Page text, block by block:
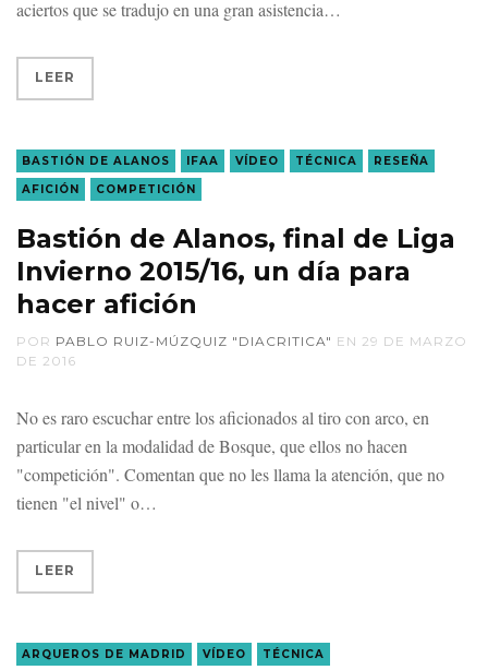
aciertos que se tradujo en una gran asistencia
LEER
BASTIÓN DE ALANOS IFAA VÍDEO TÉCNICA
RESEÑA
AFICIÓN
COMPETICIÓN
Bastión de Alanos, final de Liga
Invierno 2015/16, un día para
hacer afición
POR PABLO RUIZ-MÚZQUIZ "DIACRITICA" EN 29 DE MARZO
DE 2016
No es raro escuchar entre los aficionados al tiro con arco, en
particular en la modalidad de Bosque, que ellos no hacen
"competición". Comentan que no les llama la atención, que no
tienen "el nivel" o
LEER
ARQUEROS DE MADRID VÍDEO TÉCNICA